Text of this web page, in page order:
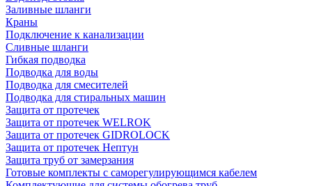
Заливные шланги
Краны
Подключение к канализации
Сливные шланги
Гибкая подводка
Подводка для воды
Подводка для смесителей
Подводка для стиральных машин
Защита от протечек
Защита от протечек WELROK
Защита от протечек GIDROLOCK
Защита от протечек Нептун
Защита труб от замерзания
Готовые комплекты с саморегулирующимся кабелем